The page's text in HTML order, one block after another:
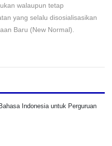
walaupun tetap
yang selalu disosialisasikan
Baru (New Normal).
Indonesia untuk Perguruan